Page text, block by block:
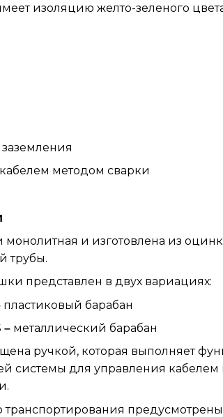
изоляцию желто-зеленого
методом сварки
монолитная и изготовлена из
трубы.
представлен в двух вариациях:
пластиковый барабан
– металлический барабан
ручкой, которая выполняет
системы для управления
транспортирования